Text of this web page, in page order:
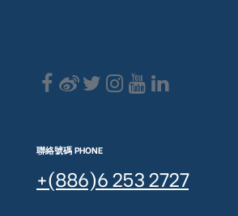
聯絡號碼 PHONE
+(886)6 253 2727